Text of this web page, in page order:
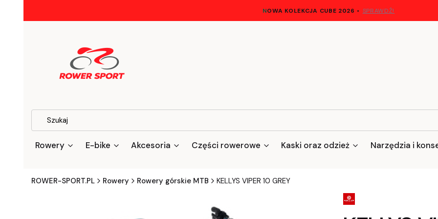
NOWA KOLEKCJA CUBE 2026 • SPRAWDŹ!
Rowery E-bike Akcesoria Części rowerowe Kaski oraz odzież Narzędzia i
ROWER-SPORT.PL Rowery Rowery górskie MTB KELLYS VIPER 10 GREY